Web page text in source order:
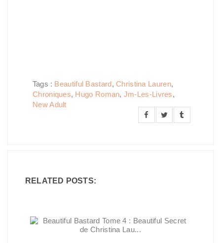
Tags : Beautiful Bastard,Christina Lauren,
Chroniques, Hugo Roman, Jm-Les-Livres,
New Adult
RELATED POSTS: